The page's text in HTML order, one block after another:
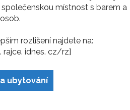
místnost s barem a
rozlišení najdete na:
rajce. idnes. cz/rz]
ubytování